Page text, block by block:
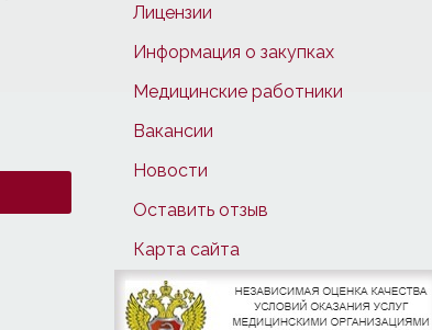
Лицензии
Информация о закупках
Медицинские работники
Вакансии
Новости
Оставить отзыв
Карта сайта